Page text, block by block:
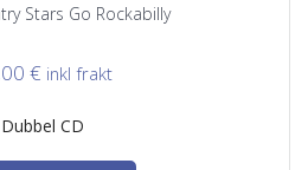
Stars Go Rockabilly
€ inkl frakt
Dubbel CD